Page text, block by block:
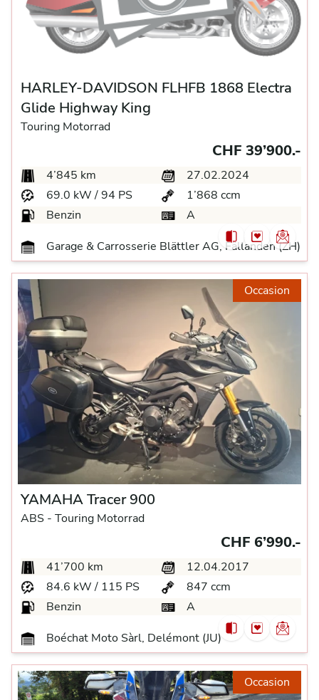
HARLEY-DAVIDSON FLHFB 1868 Electra
Glide Highway King
Touring Motorrad
CHF 39’900.-
4’845 km
27.02.2024
69.0 kW / 94 PS
1’868 ccm
Benzin
A
Garage & Carrosserie Blättler AG, Fällanden (ZH)
Occasion
YAMAHA Tracer 900
ABS - Touring Motorrad
CHF 6’990.-
41’700 km
12.04.2017
84.6 kW / 115 PS
847 ccm
Benzin
A
Boéchat Moto Sàrl, Delémont (JU)
Occasion